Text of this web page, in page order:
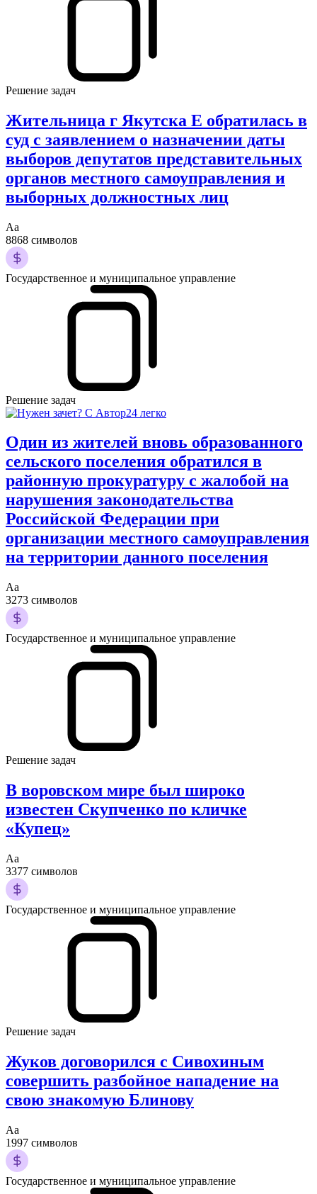
Решение задач
Жительница г Якутска Е обратилась в
суд с заявлением о назначении даты
выборов депутатов представительных
органов местного самоуправления и
выборных должностных лиц
Аа
8868 символов
Государственное и муниципальное управление
Решение задач
Один из жителей вновь образованного
сельского поселения обратился в
районную прокуратуру с жалобой на
нарушения законодательства
Российской Федерации при
организации местного самоуправления
на территории данного поселения
Аа
3273 символов
Государственное и муниципальное управление
Решение задач
В воровском мире был широко
известен Скупченко по кличке
«Купец»
Аа
3377 символов
Государственное и муниципальное управление
Решение задач
Жуков договорился с Сивохиным
совершить разбойное нападение на
свою знакомую Блинову
Аа
1997 символов
Государственное и муниципальное управление